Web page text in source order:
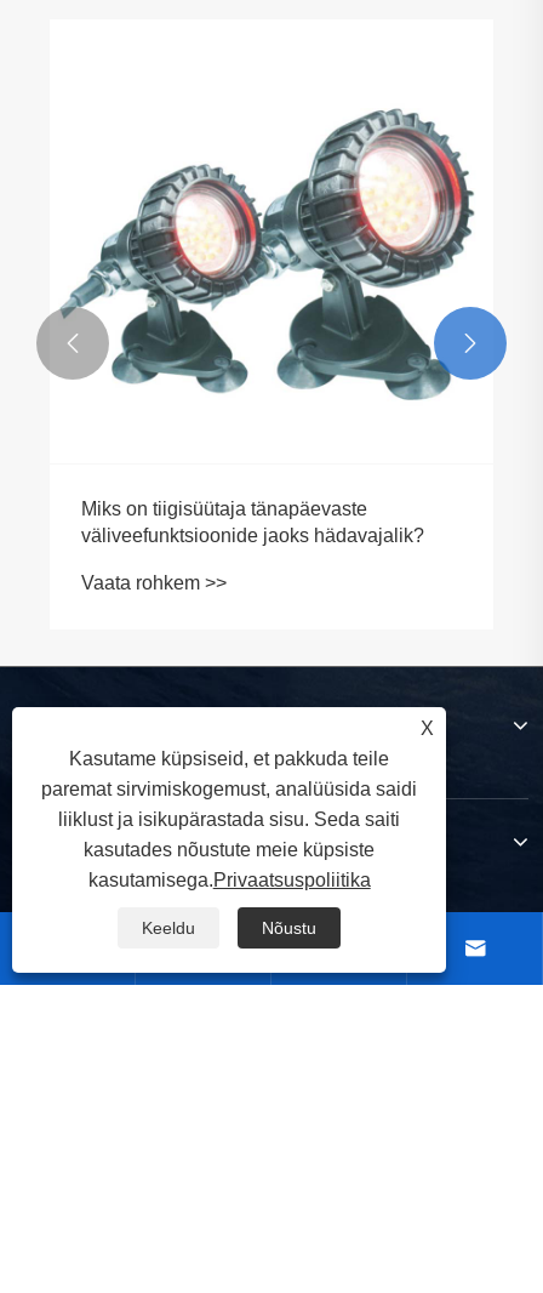
Miks on tiigisüütaja tänapäevaste
väliveefunktsioonide jaoks hädavajalik?
Vaata rohkem >>
 
Tooted
Võta meiega ühendust  
X
Kasutame küpsiseid, et pakkuda teile
paremat sirvimiskogemust, analüüsida saidi
liiklust ja isikupärastada sisu. Seda saiti
kasutades nõustute meie küpsiste
kasutamisega.Privaatsuspoliitika
Keeldu Nõustu